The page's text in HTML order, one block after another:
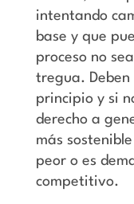
intentando
base y que
proceso no
tregua. Deben
principio y si
derecho a
más
peor o es
competitivo.